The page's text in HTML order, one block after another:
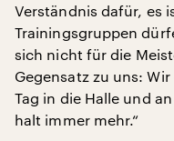
Verständnis dafür, es
Trainingsgruppen
sich nicht für die
Gegensatz zu uns:
Tag in die Halle und
halt immer mehr.“